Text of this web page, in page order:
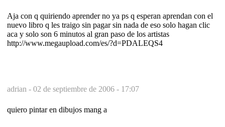
Aja con q quiriendo aprender no ya ps q esperan aprendan con el
nuevo libro q les traigo sin pagar sin nada de eso solo hagan clic
aca y solo son 6 minutos al gran paso de los artistas
http://www.megaupload.com/es/?d=PDALEQS4
adrian - 02 de septiembre de 2006 - 17:07
quiero pintar en dibujos mang a